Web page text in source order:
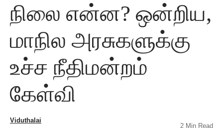
நிலை என்ன? ஒன்றிய,
மாநில அரசுகளுக்கு
உச்ச நீதிமன்றம்
கேள்வி
Viduthalai
2 Min Read